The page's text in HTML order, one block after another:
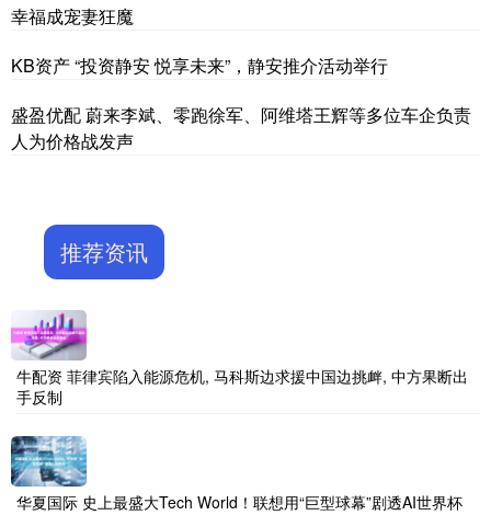
幸福成宠妻狂魔
KB资产 “投资静安 悦享未来”，静安推介活动举行
盛盈优配 蔚来李斌、零跑徐军、阿维塔王辉等多位车企负责
人为价格战发声
推荐资讯
牛配资 菲律宾陷入能源危机, 马科斯边求援中国边挑衅, 中方果断出
手反制
华夏国际 史上最盛大Tech World！联想用“巨型球幕”剧透AI世界杯